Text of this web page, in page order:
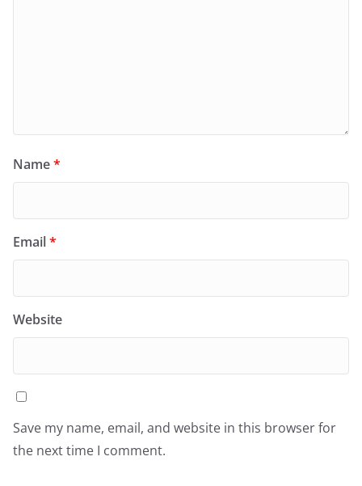
Name*
Email*
Website
Save my name, email, and website in this browser for
the next time I comment.